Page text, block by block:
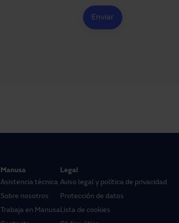
Manusa
Asistencia técnica
Sobre nosotros
Trabaja en Manusa
Legal
Aviso legal y política de privacidad
Protección de datos
Lista de cookies